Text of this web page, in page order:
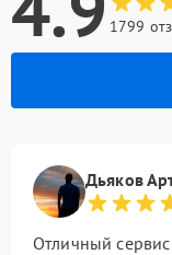
1799
Дьяков
Отличный